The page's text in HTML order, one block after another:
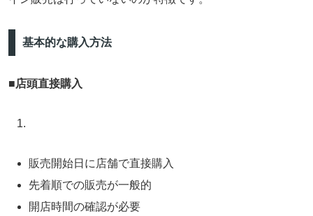
基本的な購入方法
■店頭直接購入
販売開始日に店舗で直接購入
先着順での販売が一般的
開店時間の確認が必要